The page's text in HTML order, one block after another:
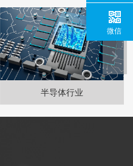
半导体行业
微信